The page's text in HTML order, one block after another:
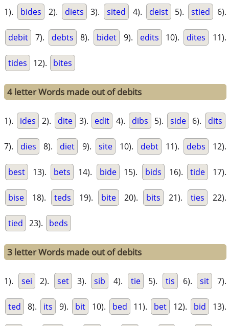
1). bides 2). diets 3). sited 4). deist 5). stied 6).
debit 7). debts 8). bidet 9). edits 10). dites 11).
tides 12). bites
4 letter Words made out of debits
1). ides 2). dite 3). edit 4). dibs 5). side 6). dits
7). dies 8). diet 9). site 10). debt 11). debs 12).
best 13). bets 14). bide 15). bids 16). tide 17).
bise 18). teds 19). bite 20). bits 21). ties 22).
tied 23). beds
3 letter Words made out of debits
1). sei 2). set 3). sib 4). tie 5). tis 6). sit 7).
ted 8). its 9). bit 10). bed 11). bet 12). bid 13).